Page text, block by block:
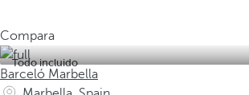
Compara
Todo incluido
Barceló Marbella